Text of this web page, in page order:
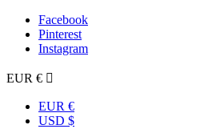
Facebook
Pinterest
Instagram
EUR € 
EUR €
USD $